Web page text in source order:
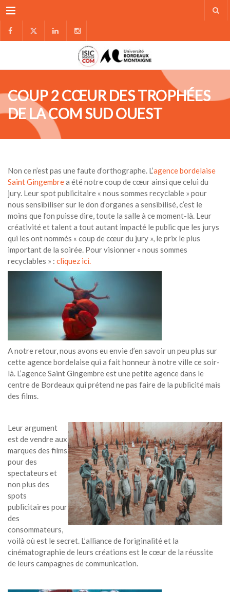
Menu
COUP 2 CŒUR DES TROPHÉES
DE LA COM SUD OUEST
Non ce n’est pas une faute d’orthographe. L’agence bordelaise
Saint Gingembrea été notre coup de cœur ainsi que celui du
jury. Leur spot publicitaire « nous sommes recyclable » pour
nous sensibiliser sur le don d’organes a sensibilisé, c’est le
moins que l’on puisse dire, toute la salle à ce moment-là. Leur
créativité et talent a tout autant impacté le public que les jurys
qui les ont nommés « coup de cœur du jury », le prix le plus
important de la soirée. Pour visionner « nous sommes
recyclables » : cliquez ici.
A notre retour, nous avons eu envie d’en savoir un peu plus sur
cette agence bordelaise qui a fait honneur à notre ville ce soir-
là. L’agence Saint Gingembre est une petite agence dans le
centre de Bordeaux qui prétend ne pas faire de la publicité mais
des films.
Leur argument
est de vendre aux
marques des films
pour des
spectateurs et
non plus des
spots
publicitaires pour
des
consommateurs,
voilà où est le secret. L’alliance de l’originalité et la
cinématographie de leurs créations est le cœur de la réussite
de leurs campagnes de communication.